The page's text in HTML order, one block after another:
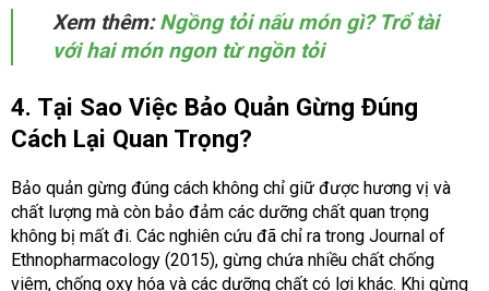
Xem thêm:Ngồng tỏi nấu món gì? Trổ tài
với hai món ngon từ ngồn tỏi
4. Tại Sao Việc Bảo Quản Gừng Đúng
Cách Lại Quan Trọng?
Bảo quản gừng đúng cách không chỉ giữ được hương vị và
chất lượng mà còn bảo đảm các dưỡng chất quan trọng
không bị mất đi. Các nghiên cứu đã chỉ ra trong Journal of
Ethnopharmacology (2015), gừng chứa nhiều chất chống
viêm, chống oxy hóa và các dưỡng chất có lợi khác. Khi gừng